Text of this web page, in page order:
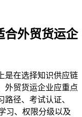
合外贸货运企
是在选择知识供应链
外贸货运企业应重点
径、考试认证、
习、权限分级以及